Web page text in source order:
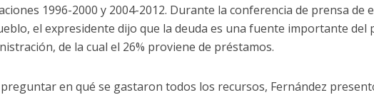
1996-2000 y 2004-2012. Durante la conferencia de prensa de
el expresidente dijo que la deuda es una fuente importante del
de la cual el 26% proviene de préstamos.
en qué se gastaron todos los recursos, Fernández